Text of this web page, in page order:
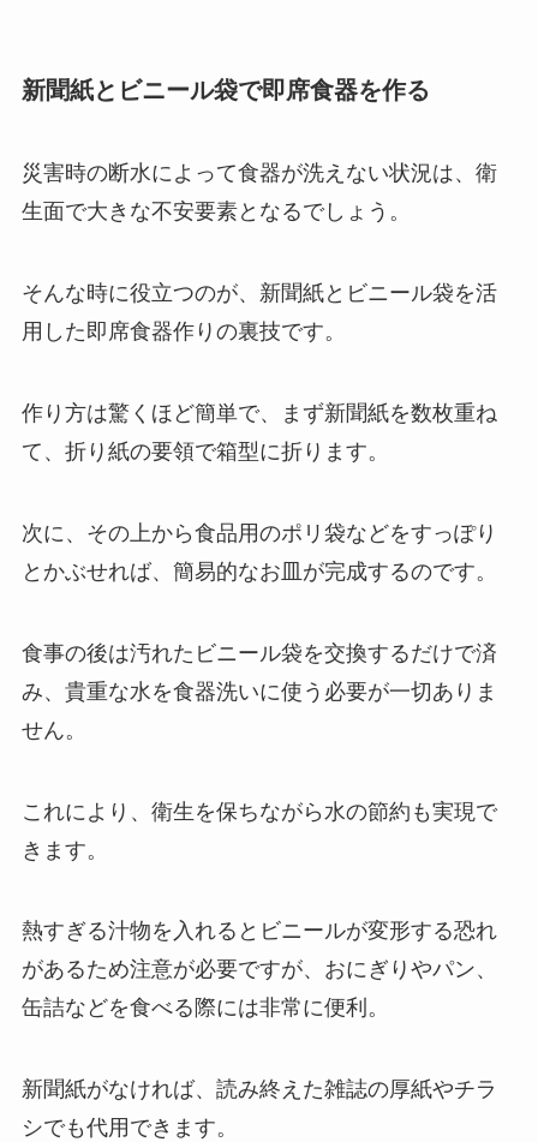
新聞紙とビニール袋で即席食器を作る
災害時の断水によって食器が洗えない状況は、衛
生面で大きな不安要素となるでしょう。
そんな時に役立つのが、新聞紙とビニール袋を活
用した即席食器作りの裏技です。
作り方は驚くほど簡単で、まず新聞紙を数枚重ね
て、折り紙の要領で箱型に折ります。
次に、その上から食品用のポリ袋などをすっぽり
とかぶせれば、簡易的なお皿が完成するのです。
食事の後は汚れたビニール袋を交換するだけで済
み、貴重な水を食器洗いに使う必要が一切ありま
せん。
これにより、衛生を保ちながら水の節約も実現で
きます。
熱すぎる汁物を入れるとビニールが変形する恐れ
があるため注意が必要ですが、おにぎりやパン、
缶詰などを食べる際には非常に便利。
新聞紙がなければ、読み終えた雑誌の厚紙やチラ
シでも代用できます。